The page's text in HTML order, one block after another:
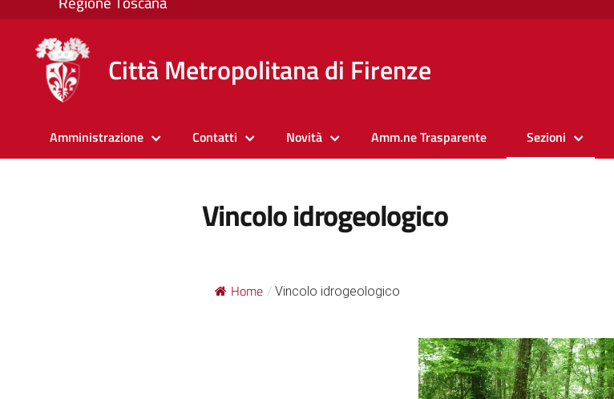
Città Metropolitana di Firenze
Amministrazione Contatti Novità Amm.ne Trasparente Sezioni
Vincolo idrogeologico
Home / Vincolo idrogeologico